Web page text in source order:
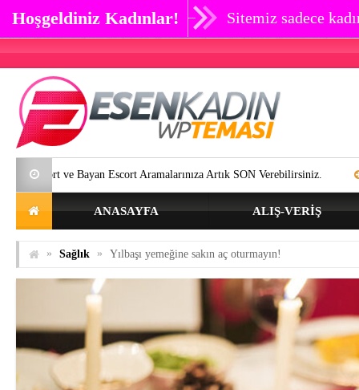
Hoşgeldiniz Kadınlar! Sitemiz sadece
Escort Aramalarınıza Artık SON Verebilirsiniz. Göz çevresi
ANASAYFA ALIŞ-VERIŞ
» Sağlık » Yılbaşı yemeğine sakın aç oturmayın!